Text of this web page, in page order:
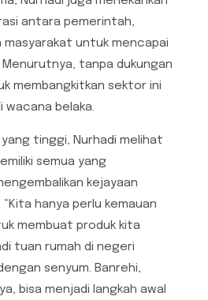
antara pemerintah,
masyarakat untuk mencapai
tanpa dukungan
membangkitkan sektor ini
wacana belaka.
tinggi, Nurhadi melihat
semua yang
kejayaan
hanya perlu kemauan
membuat produk kita
tuan rumah di negeri
senyum. Banrehi,
bisa menjadi langkah awal